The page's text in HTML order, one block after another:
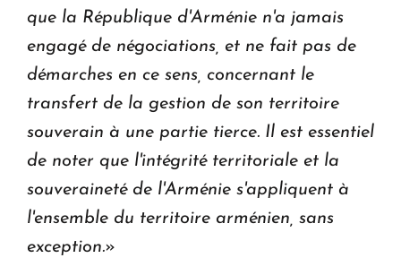
que la République d'Arménie n'a jamais
engagé de négociations, et ne fait pas de
démarches en ce sens, concernant le
transfert de la gestion de son territoire
souverain à une partie tierce. Il est essentiel
de noter que l'intégrité territoriale et la
souveraineté de l'Arménie s'appliquent à
l'ensemble du territoire arménien, sans
exception.»